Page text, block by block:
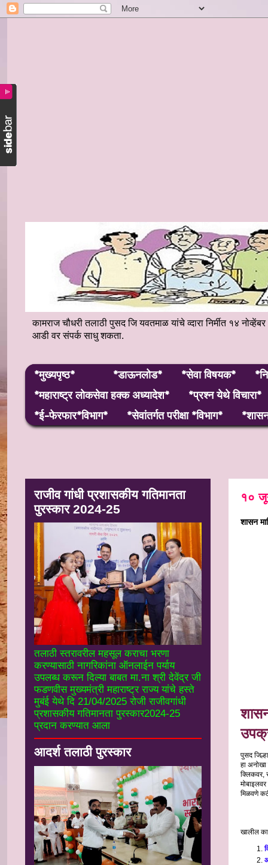
कामराज चौधरी तलाठी पुसद जि यवतमाळ यांचे व्दारा निर्मीत १४
आडी वर संपर्क साधु शकता.
*मुख्यपृष्ठ* *डाऊनलोड* *सेवा विषयक*
*महाराष्ट्र लाेकसेवा हक्क अध्यादेश*
*प्रश्न येथे विचारा*
*ई-फेरफार*विभाग*
*सेवांतर्गत परीक्षा *विभाग*
१०
शासन
पुसद
हा अनोखा
क्लिकवर,
मिळवणे
खालील
राजीव गांधी प्रशासकीय गतिमानता
पुरस्कार 2024-25
तलाठी स्तरावरील महसूल कराचा भरणा
करण्यासाठी नागरिकांना ऑनलाईन पर्याय
उपलब्ध करून दिल्या बाबत मा.ना श्री देवेंद्र जी
फडणवीस मुख्यमंत्री महाराष्ट्र राज्य यांचे हस्ते
मुबंई येथे दि 21/04/2025 रोजी राजीवगांधी
प्रशासकीय गतिमानता पुरस्कार2024-25
प्रदान करण्यात आला
आदर्श तलाठी पुरस्कार